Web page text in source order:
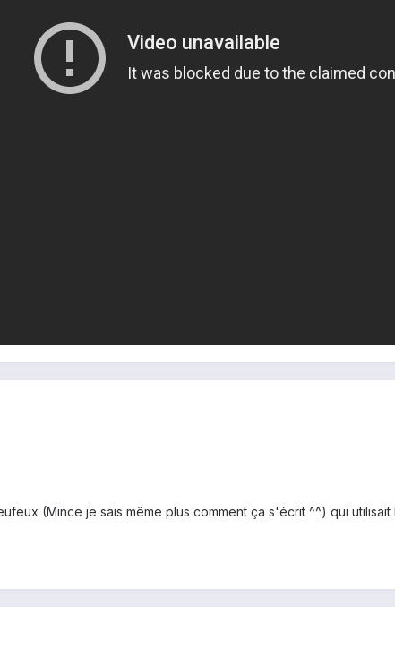
(Mince je sais même plus comment ça s'écrit ^^) qui utilisait